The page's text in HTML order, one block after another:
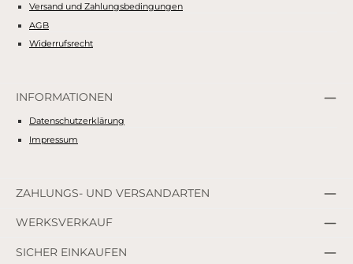
Versand und Zahlungsbedingungen
AGB
Widerrufsrecht
INFORMATIONEN
Datenschutzerklärung
Impressum
ZAHLUNGS- UND VERSANDARTEN
WERKSVERKAUF
SICHER EINKAUFEN